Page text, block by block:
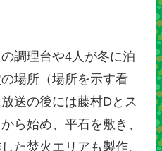
調理台や4人が冬に泊
場所（場所を示す看
送の後には藤村Dとス
ら始め、平石を敷き、
た焚火エリアも製作、